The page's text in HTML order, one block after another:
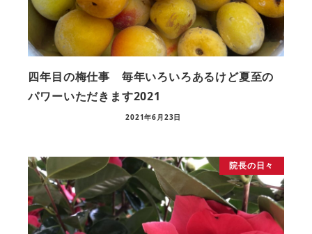
四年目の梅仕事 毎年いろいろあるけど夏至の
パワーいただきます2021
2021年6月23日
院長の日々